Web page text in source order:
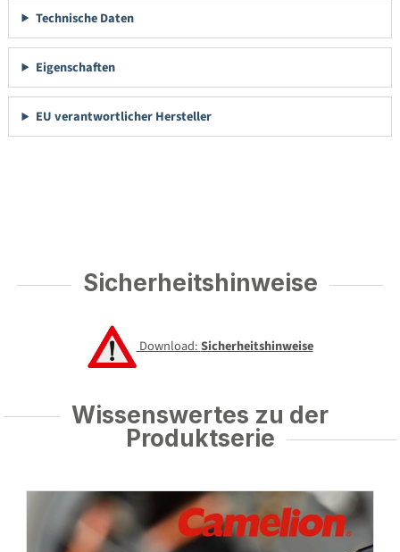
Technische Daten
Eigenschaften
EU verantwortlicher Hersteller
Sicherheitshinweise
Download:Sicherheitshinweise
Wissenswertes zu der
Produktserie